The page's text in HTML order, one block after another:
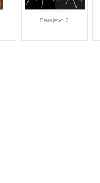
Sarajevo 2